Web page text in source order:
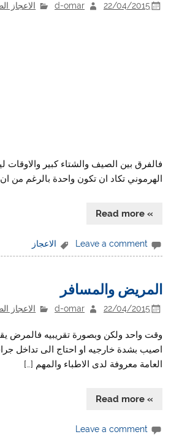
22/04/2015
d-omar الاعجاز
فالفرق بين الصيف والشتاء كبير والاوقات
الهرموني تكاد ان تكون واحدة بالرغم من
» Read more
Leave a comment الاعجاز
المريض والمسافر
22/04/2015
d-omar الاعجاز
وقت واحد ولكن وبصورة تقريبيه فالمرض
اصيب بشدة خارجيه او احتاج الى تداخل
العامة معروفة لدى الاطباء والمهم […]
» Read more
Leave a comment